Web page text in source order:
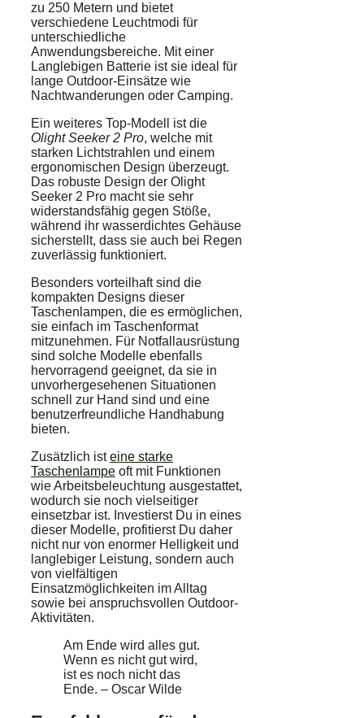
zu 250 Metern und bietet
verschiedene Leuchtmodi für
unterschiedliche
Anwendungsbereiche. Mit einer
Langlebigen Batterie ist sie ideal für
lange Outdoor-Einsätze wie
Nachtwanderungen oder Camping.
Ein weiteres Top-Modell ist die
Olight Seeker 2 Pro, welche mit
starken Lichtstrahlen und einem
ergonomischen Design überzeugt.
Das robuste Design der Olight
Seeker 2 Pro macht sie sehr
widerstandsfähig gegen Stöße,
während ihr wasserdichtes Gehäuse
sicherstellt, dass sie auch bei Regen
zuverlässig funktioniert.
Besonders vorteilhaft sind die
kompakten Designs dieser
Taschenlampen, die es ermöglichen,
sie einfach im Taschenformat
mitzunehmen. Für Notfallausrüstung
sind solche Modelle ebenfalls
hervorragend geeignet, da sie in
unvorhergesehenen Situationen
schnell zur Hand sind und eine
benutzerfreundliche Handhabung
bieten.
Zusätzlich isteine starke
Taschenlampe oft mit Funktionen
wie Arbeitsbeleuchtung ausgestattet,
wodurch sie noch vielseitiger
einsetzbar ist. Investierst Du in eines
dieser Modelle, profitierst Du daher
nicht nur von enormer Helligkeit und
langlebiger Leistung, sondern auch
von vielfältigen
Einsatzmöglichkeiten im Alltag
sowie bei anspruchsvollen Outdoor-
Aktivitäten.
Am Ende wird alles gut.
Wenn es nicht gut wird,
ist es noch nicht das
Ende. – Oscar Wilde